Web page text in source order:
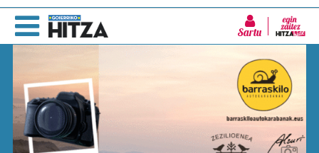
Sartu